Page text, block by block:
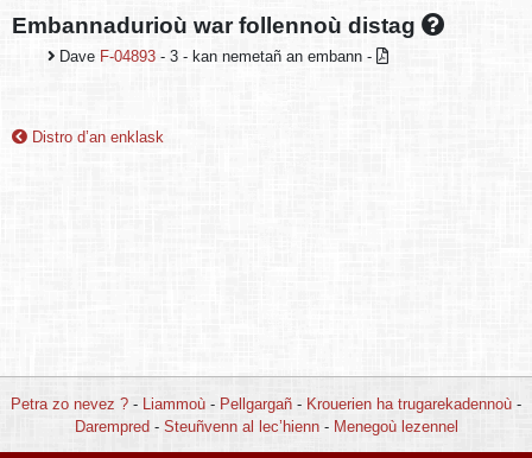
Embannadurioù war follennoù distag
Dave F-04893 - 3 - kan nemetañ an embann -
Distro d’an enklask
Petra zo nevez ? - Liammoù - Pellgargañ - Krouerien ha trugarekadennoù -
Darempred- Steuñvenn al lec’hienn- Menegoù lezennel